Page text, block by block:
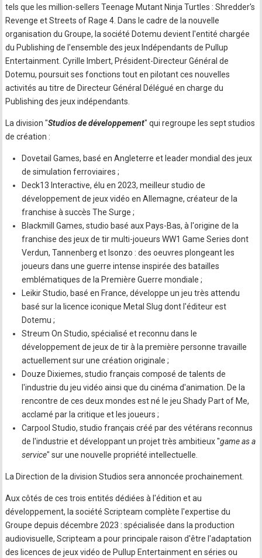
tels que les million-sellers Teenage Mutant Ninja Turtles : Shredder's
Revenge et Streets of Rage 4. Dans le cadre de la nouvelle
organisation du Groupe, la société Dotemu devient l'entité chargée
du Publishing de l'ensemble des jeux Indépendants de Pullup
Entertainment. Cyrille Imbert, Président-Directeur Général de
Dotemu, poursuit ses fonctions tout en pilotant ces nouvelles
activités au titre de Directeur Général Délégué en charge du
Publishing des jeux indépendants.
La division "Studios de développement" qui regroupe les sept studios
de création :
Dovetail Games, basé en Angleterre et leader mondial des jeux
de simulation ferroviaires ;
Deck13 Interactive, élu en 2023, meilleur studio de
développement de jeux vidéo en Allemagne, créateur de la
franchise à succès The Surge ;
Blackmill Games, studio basé aux Pays-Bas, à l'origine de la
franchise des jeux de tir multi-joueurs WW1 Game Series dont
Verdun, Tannenberg et Isonzo : des oeuvres plongeant les
joueurs dans une guerre intense inspirée des batailles
emblématiques de la Première Guerre mondiale ;
Leikir Studio, basé en France, développe un jeu très attendu
basé sur la licence iconique Metal Slug dont l'éditeur est
Dotemu ;
Streum On Studio, spécialisé et reconnu dans le
développement de jeux de tir à la première personne travaille
actuellement sur une création originale ;
Douze Dixiemes, studio français composé de talents de
l'industrie du jeu vidéo ainsi que du cinéma d'animation. De la
rencontre de ces deux mondes est né le jeu Shady Part of Me,
acclamé par la critique et les joueurs ;
Carpool Studio, studio français créé par des vétérans reconnus
de l'industrie et développant un projet très ambitieux "game as a
service" sur une nouvelle propriété intellectuelle.
La Direction de la division Studios sera annoncée prochainement.
Aux côtés de ces trois entités dédiées à l'édition et au
développement, la société Scripteam complète l'expertise du
Groupe depuis décembre 2023 : spécialisée dans la production
audiovisuelle, Scripteam a pour principale raison d'être l'adaptation
des licences de jeux vidéo de Pullup Entertainment en séries ou